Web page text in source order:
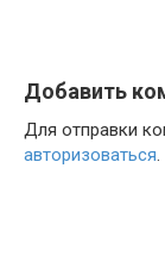
Добавить
Для отправки
авторизоваться.